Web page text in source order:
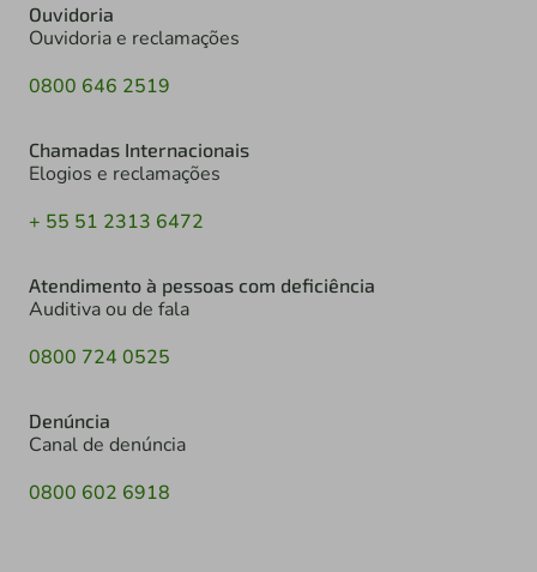
Ouvidoria
Ouvidoria e reclamações
0800 646 2519
Chamadas Internacionais
Elogios e reclamações
+ 55 51 2313 6472
Atendimento à pessoas com deficiência
Auditiva ou de fala
0800 724 0525
Denúncia
Canal de denúncia
0800 602 6918